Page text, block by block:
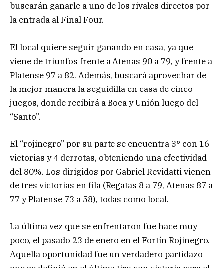
buscarán ganarle a uno de los rivales directos por
la entrada al Final Four.
El local quiere seguir ganando en casa, ya que
viene de triunfos frente a Atenas 90 a 79, y frente a
Platense 97 a 82. Además, buscará aprovechar de
la mejor manera la seguidilla en casa de cinco
juegos, donde recibirá a Boca y Unión luego del
“Santo”.
El “rojinegro” por su parte se encuentra 3° con 16
victorias y 4 derrotas, obteniendo una efectividad
del 80%. Los dirigidos por Gabriel Revidatti vienen
de tres victorias en fila (Regatas 8 a 79, Atenas 87 a
77 y Platense 73 a 58), todas como local.
La última vez que se enfrentaron fue hace muy
poco, el pasado 23 de enero en el Fortín Rojinegro.
Aquella oportunidad fue un verdadero partidazo